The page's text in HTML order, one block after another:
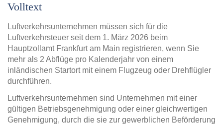
Volltext
Luftverkehrsunternehmen müssen sich für die
Luftverkehrsteuer seit dem 1. März 2026 beim
Hauptzollamt Frankfurt am Main registrieren, wenn Sie
mehr als 2 Abflüge pro Kalenderjahr von einem
inländischen Startort mit einem Flugzeug oder Drehflügler
durchführen.
Luftverkehrsunternehmen sind Unternehmen mit einer
gültigen Betriebsgenehmigung oder einer gleichwertigen
Genehmigung, durch die sie zur gewerblichen Beförderung